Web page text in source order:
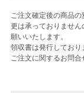
ご注文確定後の商品
更は承っておりませ
願いいたします。
領収書は発行しており
ご注文に関するお問合